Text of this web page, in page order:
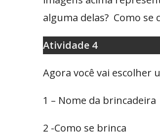
alguma delas? Como se
Atividade 4
Agora você vai escolher
1 – Nome da brincadeira
2 -Como se brinca